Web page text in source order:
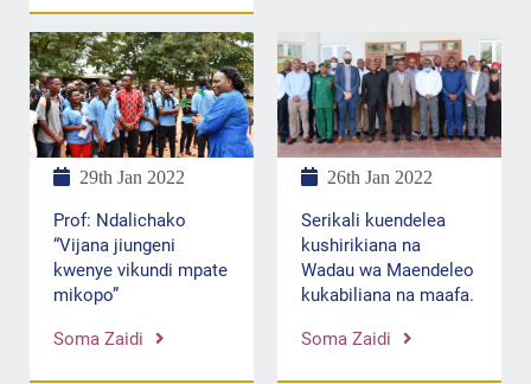
29th Jan 2022
Prof: Ndalichako
“Vijana jiungeni
kwenye vikundi mpate
mikopo”
Soma Zaidi
26th Jan 2022
Serikali kuendelea
kushirikiana na
Wadau wa Maendeleo
kukabiliana na maafa.
Soma Zaidi